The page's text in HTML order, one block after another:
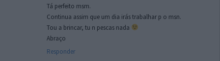
Tá perfeito msm.
Continua assim que um dia irás trabalhar p o msn.
Tou a brincar, tu n pescas nada
Abraço
Responder